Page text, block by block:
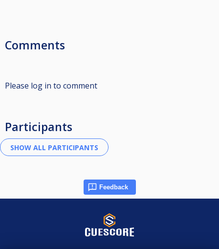
Comments
Please log in to comment
Participants
Feedback